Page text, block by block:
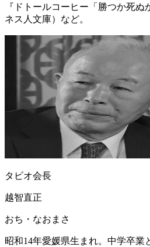
『ドトールコーヒー「勝つか死
ネス人文庫）など。
タビオ会長
越智直正
おち・なおまさ
昭和14年愛媛県生まれ。中学卒業